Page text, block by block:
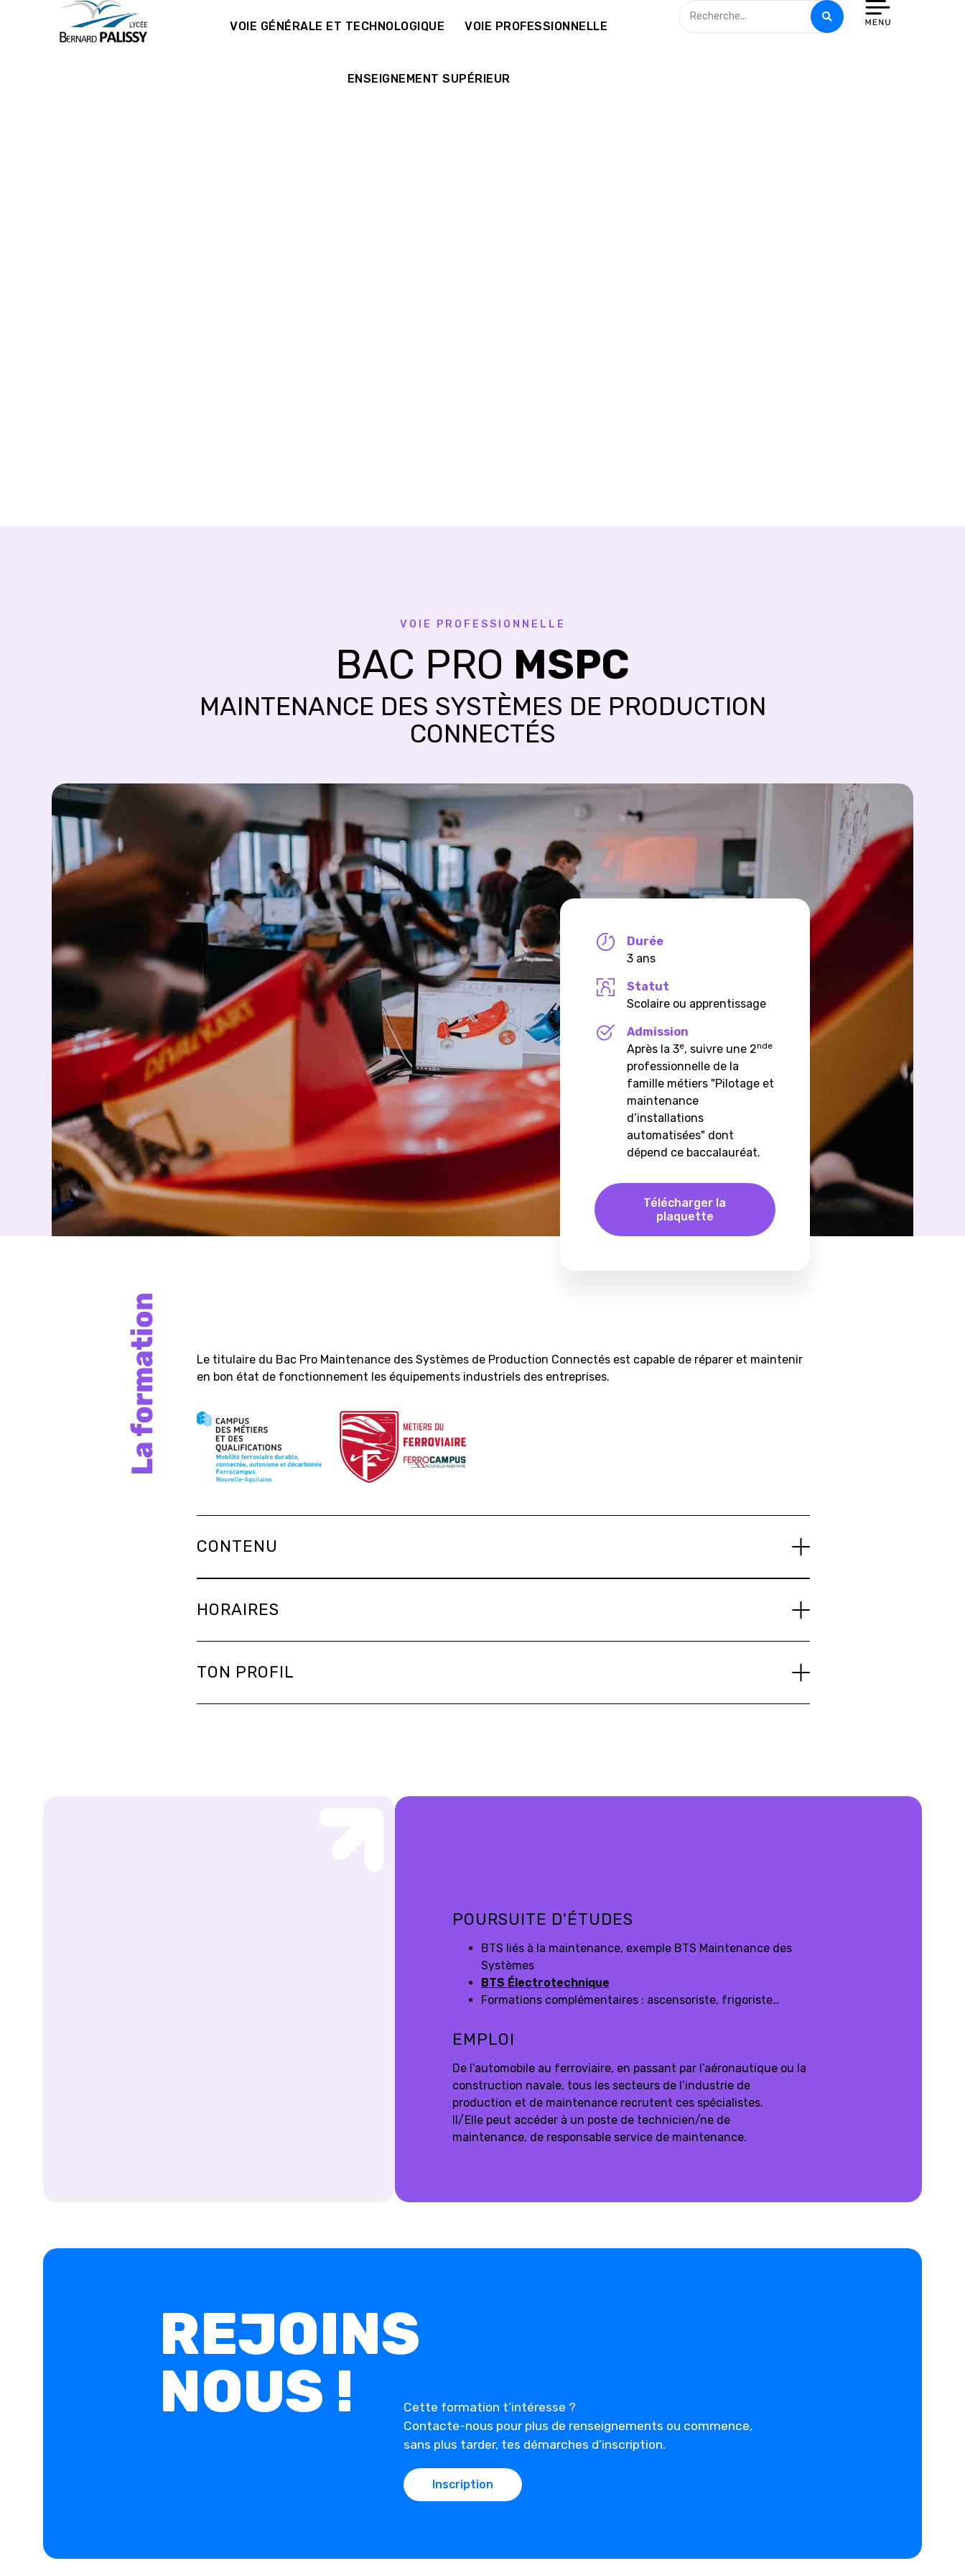
VOIE GÉNÉRALE ET TECHNOLOGIQUE VOIE PROFESSIONNELLE
ENSEIGNEMENT SUPÉRIEUR
VOIE PROFESSIONNELLE
BAC PRO MSPC
MAINTENANCE DES SYSTÈMES DE PRODUCTION
CONNECTÉS
Durée
3 ans
Statut
Scolaire ou apprentissage
Admission
Après la 3e, suivre une 2nde
professionnelle de la
famille métiers "Pilotage et
maintenance
d’installations
automatisées" dont
dépend ce baccalauréat.
Télécharger la
plaquette
Le titulaire du Bac Pro Maintenance des Systèmes de Production Connectés est capable de réparer et maintenir
en bon état de fonctionnement les équipements industriels des entreprises.
CONTENU
HORAIRES
TON PROFIL
POURSUITE D'ÉTUDES
BTS liés à la maintenance, exemple BTS Maintenance des
Systèmes
BTS Électrotechnique
Formations complémentaires : ascensoriste, frigoriste…
EMPLOI
De l’automobile au ferroviaire, en passant par l’aéronautique ou la
construction navale, tous les secteurs de l’industrie de
production et de maintenance recrutent ces spécialistes.
Il/Elle peut accéder à un poste de technicien/ne de
maintenance, de responsable service de maintenance.
REJOINS
NOUS !
Cette formation t’intéresse ?
Contacte-nous pour plus de renseignements ou commence,
sans plus tarder, tes démarches d’inscription.
Inscription